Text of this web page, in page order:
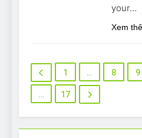
your…
Xem
1 … 8 9
… 17